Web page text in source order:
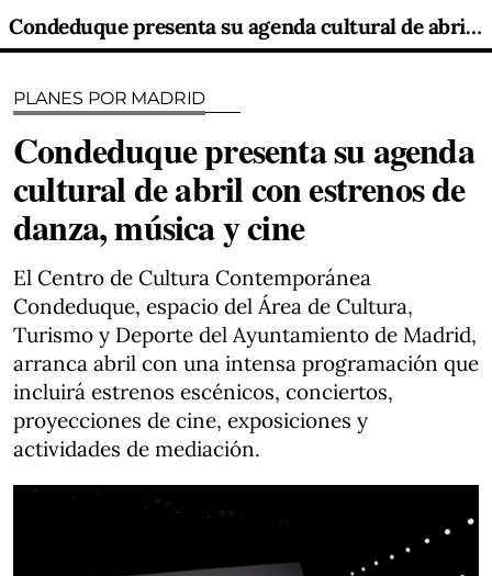
Condeduque presenta su agenda cultural de abril con estrenos de danza, música y cine
PLANES POR MADRID
Condeduque presenta su agenda
cultural de abril con estrenos de
danza, música y cine
El Centro de Cultura Contemporánea
Condeduque, espacio del Área de Cultura,
Turismo y Deporte del Ayuntamiento de Madrid,
arranca abril con una intensa programación que
incluirá estrenos escénicos, conciertos,
proyecciones de cine, exposiciones y
actividades de mediación.